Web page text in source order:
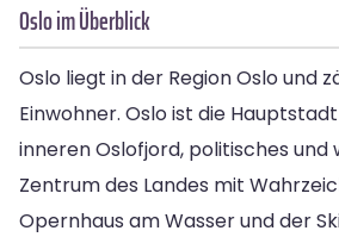
Oslo im Überblick
Oslo liegt in der Region Oslo und
Einwohner. Oslo ist die
inneren Oslofjord, politisches
Zentrum des Landes mit
Opernhaus am Wasser und der